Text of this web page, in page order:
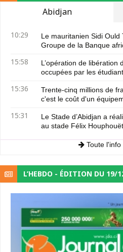
Abidjan
10:29
Le mauritanien Sidi Ould
Groupe de la Banque
15:58
L’opération de libération
occupées par les
15:36
Trente-cinq millions de
c'est le coût d'un
15:31
Le Stade d’Abidjan a
au stade Félix
Toute l'info
L’HEBDO - ÉDITION DU 19/